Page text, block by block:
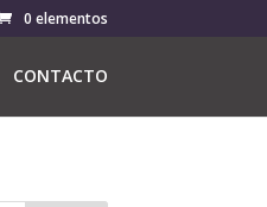
0 elementos
CONTACTO